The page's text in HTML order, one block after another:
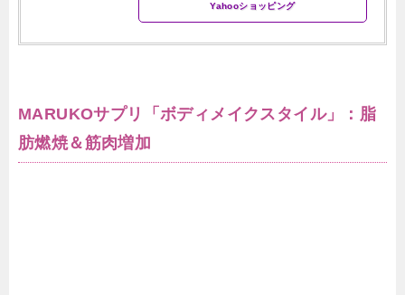
Yahooショッピング
MARUKOサプリ「ボディメイクスタイル」：脂
肪燃焼＆筋肉増加